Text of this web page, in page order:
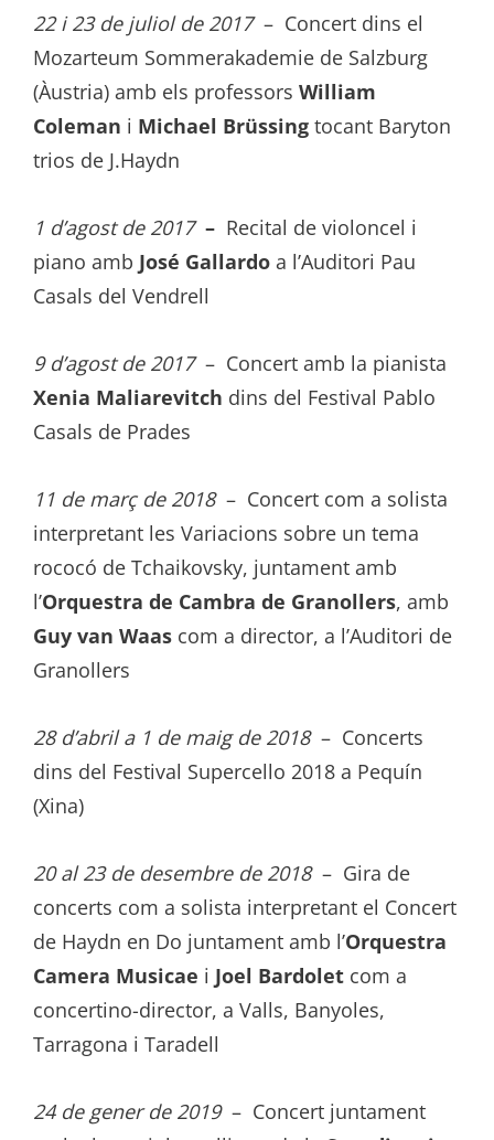
22 i 23 de juliol de 2017– Concert dins el
Mozarteum Sommerakademie de Salzburg
(Àustria) amb els professors William
Coleman i Michael Brüssing tocant Baryton
trios de J.Haydn
1 d’agost de 2017– Recital de violoncel i
piano amb José Gallardo a l’Auditori Pau
Casals del Vendrell
9 d’agost de 2017– Concert amb la pianista
Xenia Maliarevitch dins del Festival Pablo
Casals de Prades
11 de març de 2018– Concert com a solista
interpretant les Variacions sobre un tema
rococó de Tchaikovsky, juntament amb
l’Orquestra de Cambra de Granollers, amb
Guy van Waas com a director, a l’Auditori de
Granollers
28 d’abril a 1 de maig de 2018– Concerts
dins del Festival Supercello 2018 a Pequín
(Xina)
20 al 23 de desembre de 2018– Gira de
concerts com a solista interpretant el Concert
de Haydn en Do juntament amb l’Orquestra
Camera Musicae i Joel Bardolet com a
concertino-director, a Valls, Banyoles,
Tarragona i Taradell
24 de gener de 2019– Concert juntament